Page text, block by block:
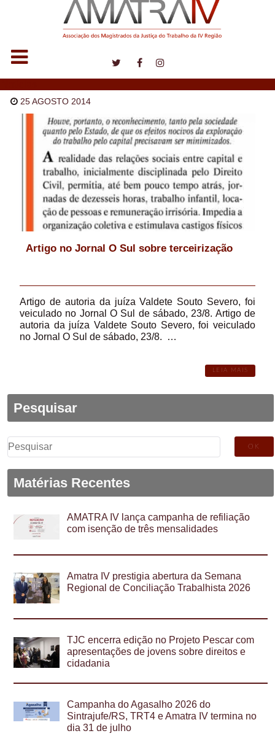
25 AGOSTO 2014
Artigo no Jornal O Sul sobre terceirização
Artigo de autoria da juíza Valdete Souto Severo, foi
veiculado no Jornal O Sul de sábado, 23/8. Artigo de
autoria da juíza Valdete Souto Severo, foi veiculado
no Jornal O Sul de sábado, 23/8. …
LEIA MAIS
Pesquisar
Pesquisar
por:
Matérias Recentes
AMATRA IV lança campanha de refiliação
com isenção de três mensalidades
Amatra IV prestigia abertura da Semana
Regional de Conciliação Trabalhista 2026
TJC encerra edição no Projeto Pescar com
apresentações de jovens sobre direitos e
cidadania
Campanha do Agasalho 2026 do
Sintrajufe/RS, TRT4 e Amatra IV termina no
dia 31 de julho